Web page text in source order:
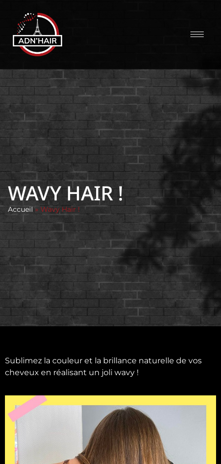
WAVY HAIR !
Accueil» Wavy Hair !
Sublimez la couleur et la brillance naturelle de vos
cheveux en réalisant un joli wavy !